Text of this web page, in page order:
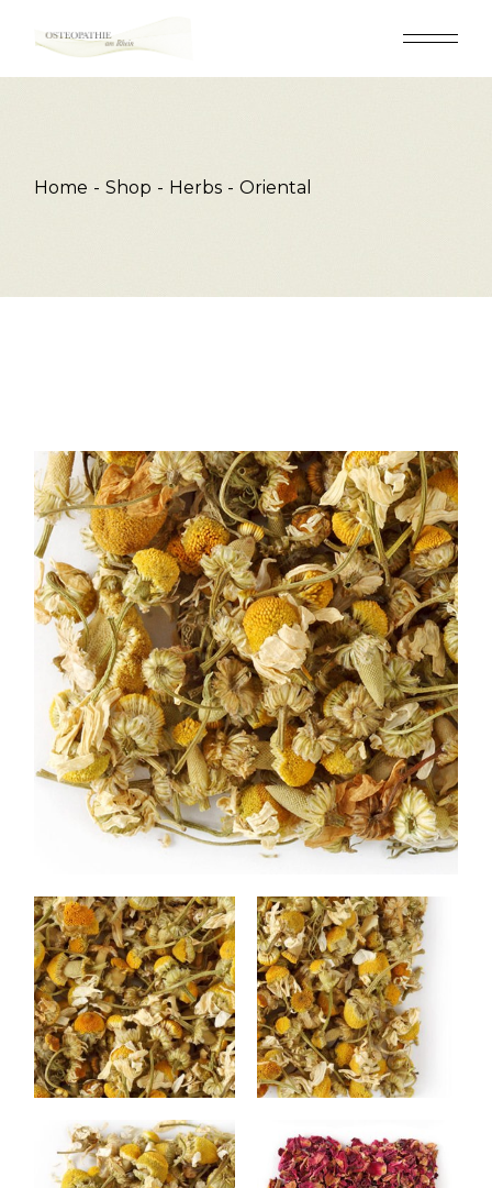
content
Home Shop Herbs Oriental